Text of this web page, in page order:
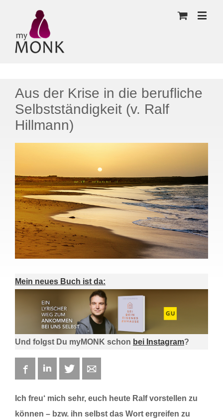
Aus der Krise in die berufliche
Selbstständigkeit (v. Ralf
Hillmann)
Mein neues Buch ist da:
Und folgst Du myMONK schon bei Instagram?
FacebookLinkedIn Twitter
Ich freu‘ mich sehr, euch heute Ralf vorstellen zu
können – bzw. ihn selbst das Wort ergreifen zu